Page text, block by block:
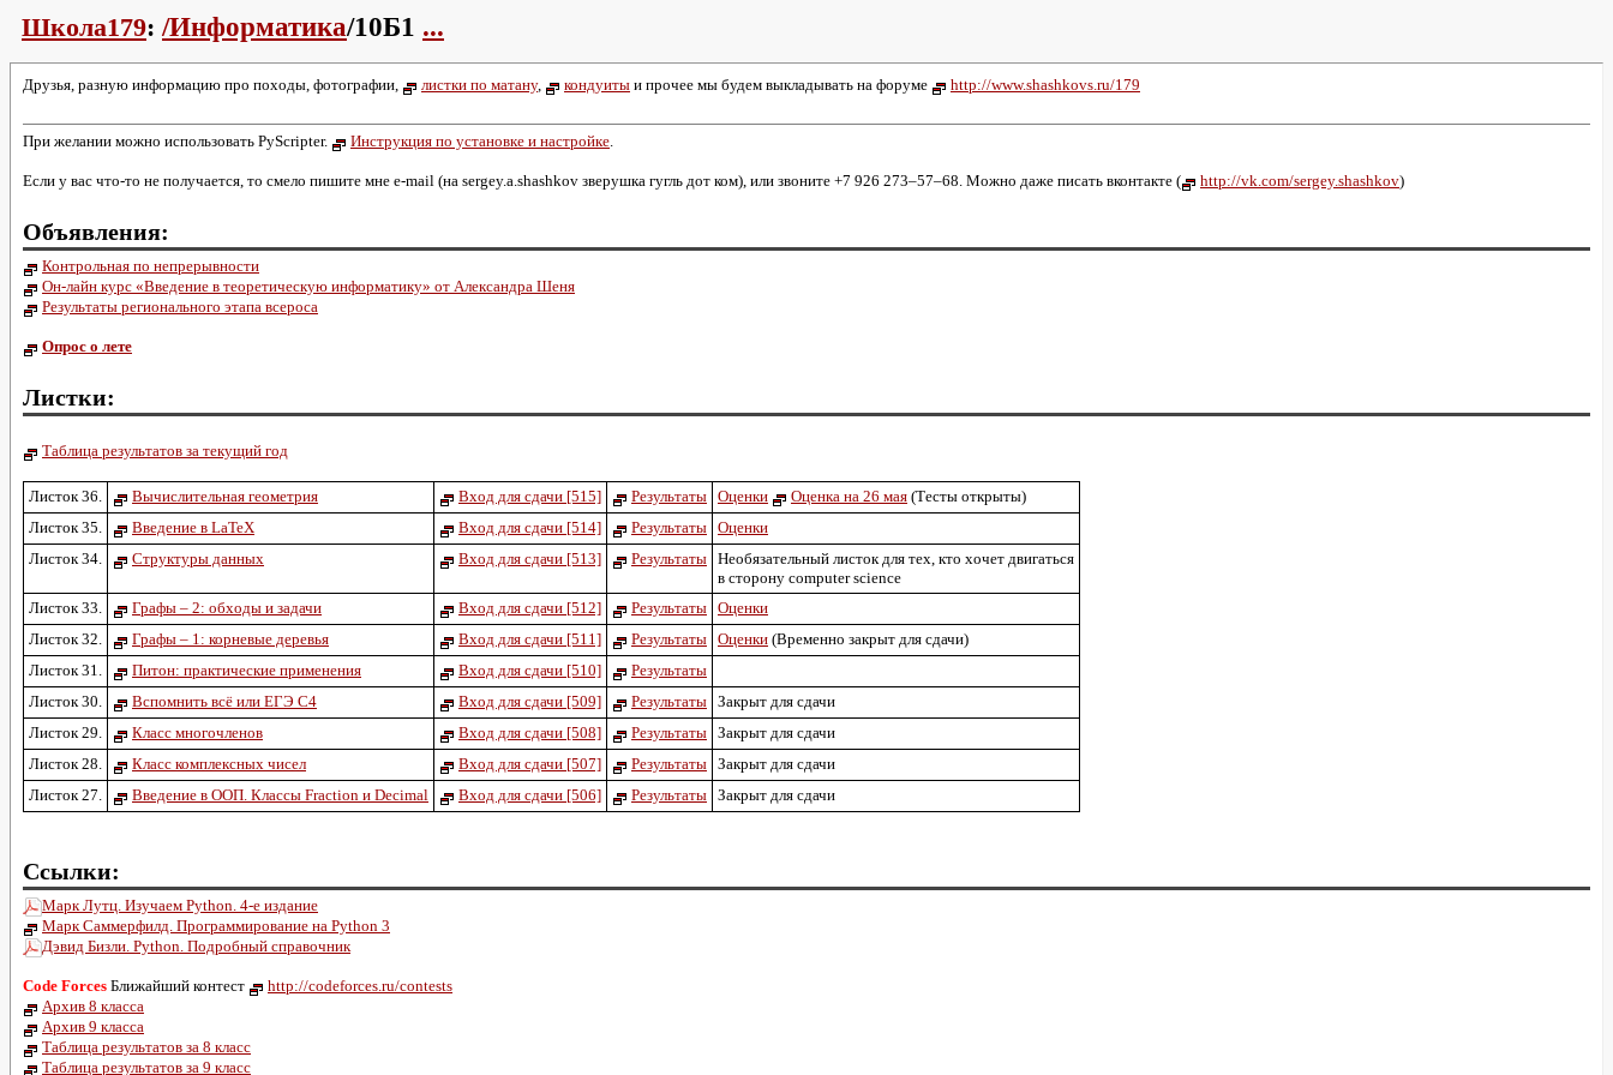
Школа179: /Информатика/10Б1 ...
Друзья, разную информацию про походы, фотографии, листки по матану, кондуиты и прочее мы будем выкладывать на форуме http://www.shashkovs.ru/179
При желании можно использовать PyScripter. Инструкция по установке и настройке.
Если у вас что-то не получается, то смело пишите мне e-mail (на sergey.a.shashkov зверушка гугль дот ком), или звоните +7 926 273–57–68. Можно даже писать вконтакте ( http://vk.com/sergey.shashkov)
Объявления:
Контрольная по непрерывности
Он-лайн курс «Введение в теоретическую информатику» от Александра Шеня
Результаты регионального этапа всероса
Опрос о лете
Листки:
Таблица результатов за текущий год
Листок 36. Вычислительная геометрия Вход для сдачи [515] Результаты Оценки Оценка на 26 мая (Тесты открыты)
Листок 35.
Введение в LaTeX Вход для сдачи [514] Результаты Оценки
Листок 34.
Структуры данных Вход для сдачи [513] Результаты Необязательный листок для тех, кто хочет двигаться
в сторону computer science
Листок 33.
Графы – 2: обходы и задачи Вход для сдачи [512] Результаты Оценки
Листок 32.
Графы – 1: корневые деревья Вход для сдачи [511] Результаты Оценки (Временно закрыт для сдачи)
Листок 31.
Питон: практические применения Вход для сдачи [510]
Результаты
Листок 30.
Вспомнить всё или ЕГЭ С4 Вход для сдачи [509] Результаты Закрыт для сдачи
Листок 29.
Класс многочленов Вход для сдачи [508] Результаты Закрыт для сдачи
Листок 28.
Класс комплексных чисел Вход для сдачи [507] Результаты Закрыт для сдачи
Листок 27.
Введение в ООП. Классы Fraction и Decimal Вход для сдачи [506] Результаты Закрыт для сдачи
Ссылки:
Марк Лутц. Изучаем Python. 4-е издание
Марк Саммерфилд. Программирование на Python 3
Дэвид Бизли. Python. Подробный справочник
Code Forces Ближайший контест
http://codeforces.ru/contests
Архив 8 класса
Архив 9 класса
Таблица результатов за 8 класс
Таблица результатов за 9 класс